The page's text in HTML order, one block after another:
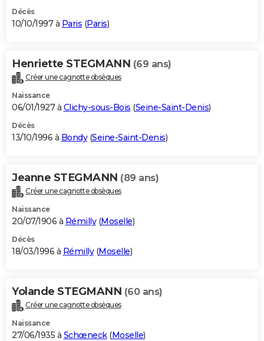
Décès
10/10/1997 à Paris (Paris)
Henriette STEGMANN (69 ans)
Créer une cagnotte obsèques
Naissance
06/01/1927 à Clichy-sous-Bois (Seine-Saint-Denis)
Décès
13/10/1996 à Bondy(Seine-Saint-Denis)
Jeanne STEGMANN (89 ans)
Créer une cagnotte obsèques
Naissance
20/07/1906 à Rémilly(Moselle)
Décès
18/03/1996 à Rémilly(Moselle)
Yolande STEGMANN (60 ans)
Créer une cagnotte obsèques
Naissance
27/06/1935 à Schœneck(Moselle)